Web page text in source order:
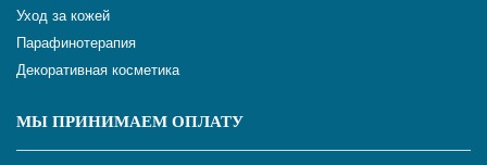
Уход за кожей
Парафинотерапия
Декоративная косметика
МЫ ПРИНИМАЕМ ОПЛАТУ